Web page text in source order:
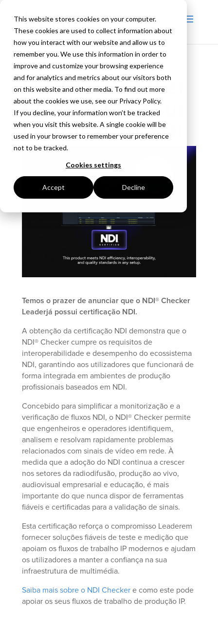
This website stores cookies on your computer.
These cookies are used to collect information about
how you interact with our website and allow us to
remember you. We use this information in order to
improve and customize your browsing experience
and for analytics and metrics about our visitors both
on this website and other media. To find out more
about the cookies we use, see our Privacy Policy.
If you decline, your information won’t be tracked
when you visit this website. A single cookie will be
used in your browser to remember your preference
not to be tracked.
Cookies settings
Accept Decline
O NDI® Checker
Leaderjá possui
certificação NDI
Temos o prazer de anunciar que o NDI® Checker
Leaderjá possui certificação NDI.
A obtenção da certificação NDI demonstra que o
NDI® Checker cumpre os requisitos de
interoperabilidade e desempenho do ecossistema
NDI, garantindo aos utilizadores que funcionará de
forma integrada em ambientes de produção
profissionais baseados em NDI.
Concebido para simplificar a monitorização e a
verificação de fluxos NDI, o NDI® Checker permite
que engenheiros e operadores identifiquem,
analisem e resolvam rapidamente problemas
relacionados com sinais de vídeo em rede. À
medida que a adoção do NDI continua a crescer
nos setores da radiodifusão, produção ao vivo,
audiovisual empresarial e educação, é mais
importante do que nunca dispor de ferramentas
fiáveis e certificadas para a validação de sinais.
Esta certificação reforça o compromisso Leaderem
fornecer soluções fiáveis de teste e medição que
apoiam os fluxos de trabalho IP modernos e ajudam
os utilizadores a manter a confiança na sua
infraestrutura de multimédia.
Saiba mais sobre o NDI Checkere como este pode
apoiar os seus fluxos de trabalho de produção IP.